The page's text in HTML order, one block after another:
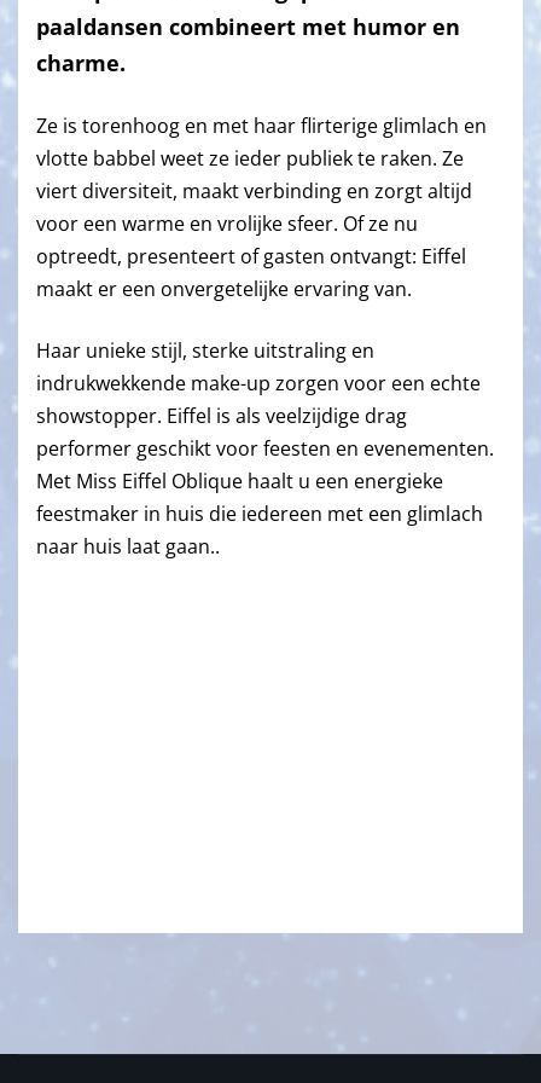
paaldansen combineert met humor en
charme.
Ze is torenhoog en met haar flirterige glimlach en
vlotte babbel weet ze ieder publiek te raken. Ze
viert diversiteit, maakt verbinding en zorgt altijd
voor een warme en vrolijke sfeer. Of ze nu
optreedt, presenteert of gasten ontvangt: Eiffel
maakt er een onvergetelijke ervaring van.
Haar unieke stijl, sterke uitstraling en
indrukwekkende make-up zorgen voor een echte
showstopper. Eiffel is als veelzijdige drag
performer geschikt voor feesten en evenementen.
Met Miss Eiffel Oblique haalt u een energieke
feestmaker in huis die iedereen met een glimlach
naar huis laat gaan..